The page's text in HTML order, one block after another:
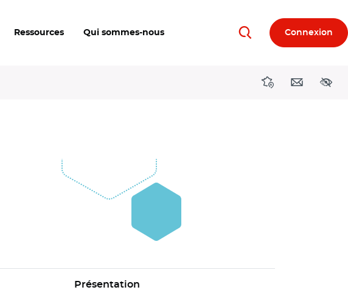
Ressources Qui sommes-nous RechercherConnexion
DirectionsContact
Présentation